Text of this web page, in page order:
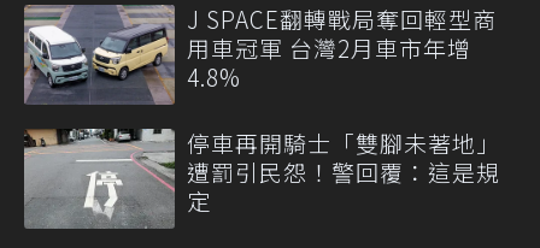
J SPACE翻轉戰局奪回輕型商
用車冠軍 台灣2月車市年增
4.8%
停車再開騎士「雙腳未著地」
遭罰引民怨！警回覆：這是規
定